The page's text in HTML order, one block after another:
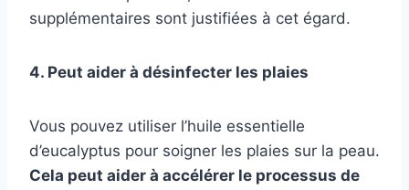
supplémentaires sont justifiées à cet égard.
4. Peut aider à désinfecter les plaies
Vous pouvez utiliser l’huile essentielle
d’eucalyptus pour soigner les plaies sur la peau.
Cela peut aider à accélérer le processus de